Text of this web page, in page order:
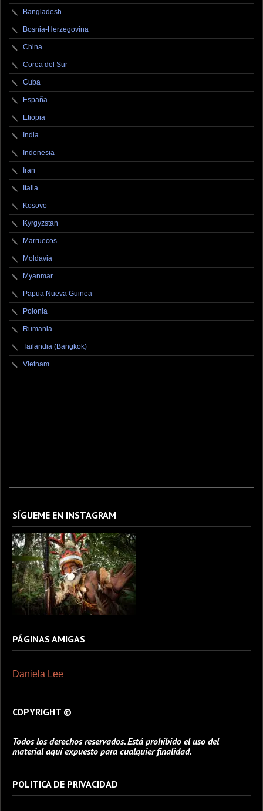
Bangladesh
Bosnia-Herzegovina
China
Corea del Sur
Cuba
España
Etiopia
India
Indonesia
Iran
Italia
Kosovo
Kyrgyzstan
Marruecos
Moldavia
Myanmar
Papua Nueva Guinea
Polonia
Rumania
Tailandia (Bangkok)
Vietnam
SÍGUEME EN INSTAGRAM
PÁGINAS AMIGAS
Daniela Lee
COPYRIGHT ©
Todos los derechos reservados. Está prohibido el uso del
material aquí expuesto para cualquier finalidad.
POLITICA DE PRIVACIDAD